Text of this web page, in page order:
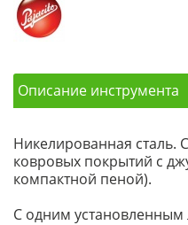
Описание инструмента
Никелированная сталь.
ковровых покрытий с
компактной пеной).
С одним установленным